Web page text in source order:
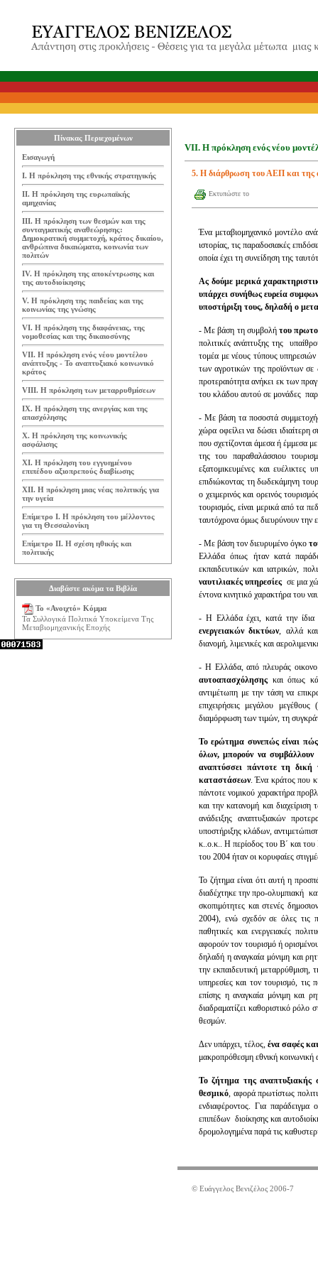
Πίνακας Περιεχομένων
Εισαγωγή
Ι. Η πρόκληση της εθνικής στρατηγικής
ΙΙ. Η πρόκληση της ευρωπαϊκής
αμηχανίας
ΙΙΙ. Η πρόκληση των θεσμών και της
συνταγματικής αναθεώρησης:
Δημοκρατική συμμετοχή, κράτος δικαίου,
ανθρώπινα δικαιώματα, κοινωνία των
πολιτών
IV. Η πρόκληση της αποκέντρωσης και
της αυτοδιοίκησης
V. Η πρόκληση της παιδείας και της
κοινωνίας της γνώσης
VI. Η πρόκληση της διαφάνειας, της
νομοθεσίας και της δικαιοσύνης
VII. Η πρόκληση ενός νέου μοντέλου
ανάπτυξης - Το αναπτυξιακό κοινωνικό
κράτος
VIII. Η πρόκληση των μεταρρυθμίσεων
IX. Η πρόκληση της ανεργίας και της
απασχόλησης
Χ. Η πρόκληση της κοινωνικής
ασφάλισης
ΧΙ. Η πρόκληση του εγγυημένου
επιπέδου αξιοπρεπούς διαβίωσης
ΧΙΙ. Η πρόκληση μιας νέας πολιτικής για
την υγεία
Επίμετρο Ι. Η πρόκληση του μέλλοντος
για τη Θεσσαλονίκη
Επίμετρο ΙΙ. Η σχέση ηθικής και
πολιτικής
Διαβάστε ακόμα τα Βιβλία
Το «Ανοιχτό» Κόμμα
Τα Συλλογικά Πολιτικά Υποκείμενα Της
Μεταβιομηχανικής Εποχής
VII. Η πρόκληση ενός νέου
5. Η διάρθρωση του ΑΕΠ και της
Εκτυπώστε το
Ένα μεταβιομηχανικό μοντέλο
ιστορίας, τις παραδοσιακές
οποία έχει τη συνείδηση της
Ας δούμε μερικά
υπάρχει συνήθως ευρεία
υποστήριξη τους, δηλαδή ο
- Με βάση τη συμβολή του
πολιτικές ανάπτυξης της
τομέα με νέους τύπους
των αγροτικών της προϊόντων σε
προτεραιότητα ανήκει εκ των
του κλάδου αυτού σε μονάδες
- Με βάση τα ποσοστά
χώρα οφείλει να δώσει ιδιαίτερη
που σχετίζονται άμεσα ή έμμεσα
της του παραθαλάσσιου
εξατομικευμένες και
επιδιώκοντας τη δωδεκάμηνη
ο χειμερινός και ορεινός
τουρισμός, είναι μερικά από τα
ταυτόχρονα όμως διευρύνουν την
- Με βάση τον διευρυμένο όγκο
Ελλάδα όπως ήταν κατά
εκπαιδευτικών και ιατρικών,
ναυτιλιακές υπηρεσίες σε μια
έντονα κινητικό χαρακτήρα του
- Η Ελλάδα έχει, κατά την ίδια
ενεργειακών δικτύων, αλλά
διανομή, λιμενικές και
- Η Ελλάδα, από πλευράς
αυτοαπασχόλησης και όπως
αντιμέτωπη με την τάση να
επιχειρήσεις μεγάλου
διαμόρφωση των τιμών, τη
Το ερώτημα συνεπώς είναι
όλων, μπορούν να
αναπτύσσει πάντοτε τη
καταστάσεων. Ένα κράτος που
πάντοτε νομικού χαρακτήρα
και την κατανομή και
ανάδειξης αναπτυξιακών
υποστήριξης κλάδων,
κ..ο.κ.. Η περίοδος του Β΄ και
του 2004 ήταν οι κορυφαίες
Το ζήτημα είναι ότι αυτή η
διαδέχτηκε την προ-ολυμπιακή
σκοπιμότητες και στενές
2004), ενώ σχεδόν σε όλες τις
παθητικές και ενεργειακές
αφορούν τον τουρισμό ή
δηλαδή η αναγκαία μόνιμη και
την εκπαιδευτική μεταρρύθμιση,
υπηρεσίες και τον τουρισμό, τις
επίσης η αναγκαία μόνιμη και
διαδραματίζει καθοριστικό ρόλο
θεσμών.
Δεν υπάρχει, τέλος, ένα σαφές
μακροπρόθεσμη εθνική κοινωνική
Το ζήτημα της αναπτυξιακής
θεσμικό, αφορά πρωτίστως
ενδιαφέροντος. Για παράδειγμα
επιπέδων διοίκησης και
δρομολογημένα παρά τις
© Ευάγγελος Βενιζέλος 2006-7